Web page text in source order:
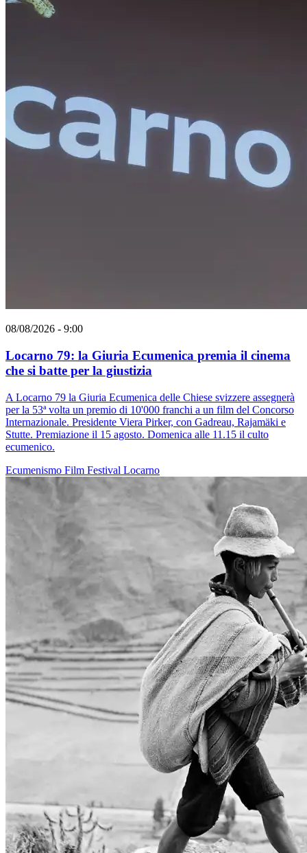
08/08/2026 - 9:00
Locarno 79: la Giuria Ecumenica premia il cinema
che si batte per la giustizia
A Locarno 79 la Giuria Ecumenica delle Chiese svizzere assegnerà
per la 53ª volta un premio di 10'000 franchi a un film del Concorso
Internazionale. Presidente Viera Pirker, con Gadreau, Rajamäki e
Stutte. Premiazione il 15 agosto. Domenica alle 11.15 il culto
ecumenico.
Ecumenismo Film Festival Locarno